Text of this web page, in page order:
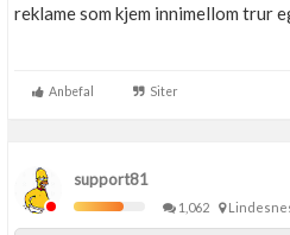
reklame som kjem innimellom trur
Anbefal Siter
support81
1,062